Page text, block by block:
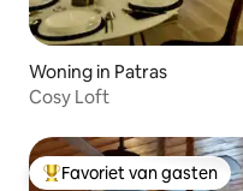
Woning in Patras
Cosy Loft
Topfavoriet van gasten
Favoriet van gasten